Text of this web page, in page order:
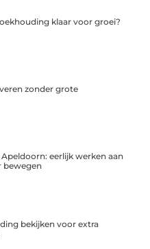
klaar voor groei?
zonder grote
eerlijk werken aan
bewegen
bekijken voor extra